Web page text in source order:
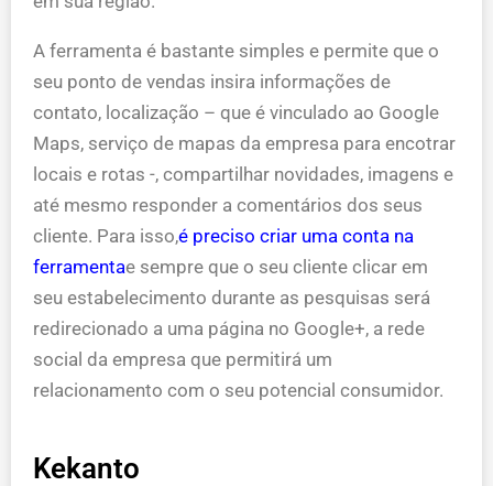
A ferramenta é bastante simples e permite que o
seu ponto de vendas insira informações de
contato, localização – que é vinculado ao Google
Maps, serviço de mapas da empresa para encotrar
locais e rotas -, compartilhar novidades, imagens e
até mesmo responder a comentários dos seus
cliente. Para isso,é preciso criar uma conta na
ferramentae sempre que o seu cliente clicar em
seu estabelecimento durante as pesquisas será
redirecionado a uma página no Google+, a rede
social da empresa que permitirá um
relacionamento com o seu potencial consumidor.
Kekanto